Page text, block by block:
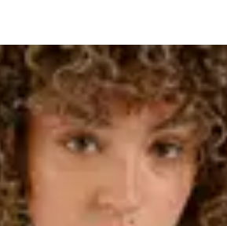
der festen Überzeugung,
sowohl in Bezug auf die
über unsere
CO2-Fußabdruck zu